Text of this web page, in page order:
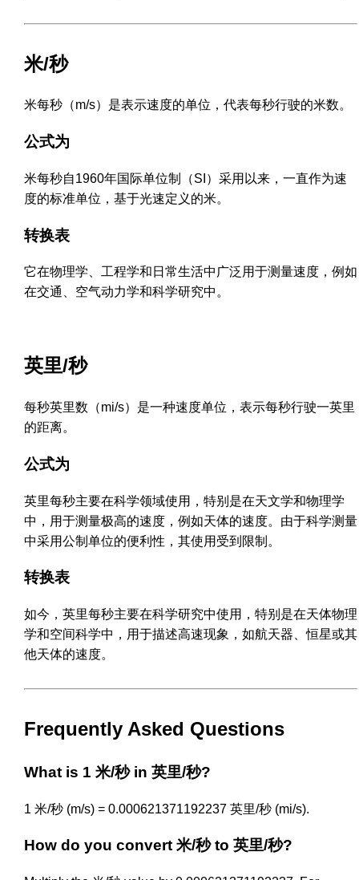
米/秒
米每秒（m/s）是表示速度的单位，代表每秒行驶的米数。
公式为
米每秒自1960年国际单位制（SI）采用以来，一直作为速
度的标准单位，基于光速定义的米。
转换表
它在物理学、工程学和日常生活中广泛用于测量速度，例如
在交通、空气动力学和科学研究中。
英里/秒
每秒英里数（mi/s）是一种速度单位，表示每秒行驶一英里
的距离。
公式为
英里每秒主要在科学领域使用，特别是在天文学和物理学
中，用于测量极高的速度，例如天体的速度。由于科学测量
中采用公制单位的便利性，其使用受到限制。
转换表
如今，英里每秒主要在科学研究中使用，特别是在天体物理
学和空间科学中，用于描述高速现象，如航天器、恒星或其
他天体的速度。
Frequently Asked Questions
What is 1 米/秒 in 英里/秒?
1 米/秒 (m/s) = 0.000621371192237 英里/秒 (mi/s).
How do you convert 米/秒 to 英里/秒?